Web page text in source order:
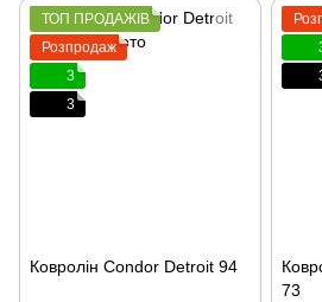
ТОП ПРОДАЖІВ
Розпродаж
3
3
Ковролін Condor Detroit 94
73